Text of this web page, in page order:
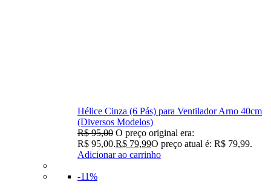
Hélice Cinza (6 Pás) para Ventilador Arno 40cm
(Diversos Modelos)
R$95,00 O preço original era:
R$ 95,00.R$ 79,99O preço atual é: R$ 79,99.
Adicionar ao carrinho
-11%